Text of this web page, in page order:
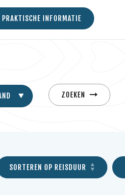
PRAKTISCHE INFORMATIE
ZOEKEN
SORTEREN OP REISDUUR